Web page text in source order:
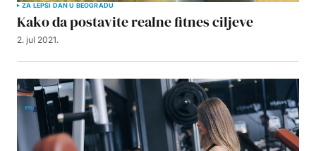
ZA LEPŠI DAN U BEOGRADU
Kako da postavite realne fitnes ciljeve
2. jul 2021.